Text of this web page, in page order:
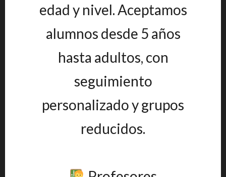
edad y nivel. Aceptamos
alumnos desde 5 años
hasta adultos, con
seguimiento
personalizado y grupos
reducidos.